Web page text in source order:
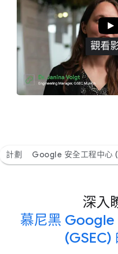
觀​看​
計劃 Google 安全工程中心
深入​
慕尼黑 Google
(GSEC)